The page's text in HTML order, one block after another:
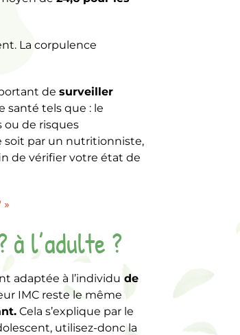
La corpulence
de surveiller
santé tels que : le
ou de risques
soit par un nutritionniste,
de vérifier votre état de
»
à l’adulte ?
adaptée à l’individu de
IMC reste le même
Cela s’explique par le
utilisez-donc la